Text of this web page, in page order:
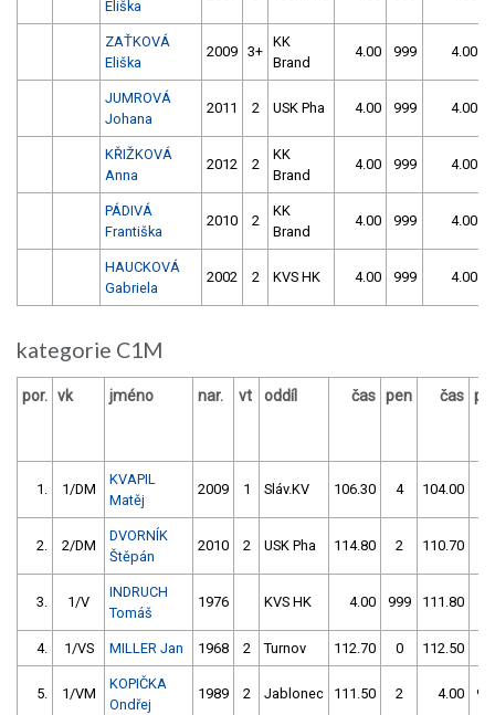
Eliška
ZAŤKOVÁ
Eliška
2009 3+
KK
Brand
4.00 999 4.00
JUMROVÁ
Johana
2011 2 USK Pha 4.00 999 4.00
KŘIŽKOVÁ
Anna
2012 2
KK
Brand
4.00 999 4.00
PÁDIVÁ
Františka
2010 2
KK
Brand
4.00 999 4.00
HAUCKOVÁ
Gabriela
2002 2 KVS HK 4.00 999 4.00
kategorie C1M
por. vk jméno nar. vt oddíl čas pen čas
1. 1/DM
KVAPIL
Matěj
2009 1 Sláv.KV 106.30 4 104.00
2. 2/DM
DVORNÍK
Štěpán
2010 2 USK Pha 114.80 2 110.70
3. 1/V
INDRUCH
Tomáš
1976 KVS HK 4.00 999 111.80
4. 1/VS MILLER Jan 1968 2 Turnov 112.70 0 112.50
5. 1/VM
KOPIČKA
Ondřej
1989 2 Jablonec 111.50 2 4.00